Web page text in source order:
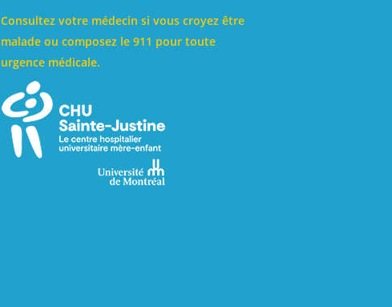
Consultez votre médecin si vous croyez être
malade ou composez le 911 pour toute
urgence médicale.